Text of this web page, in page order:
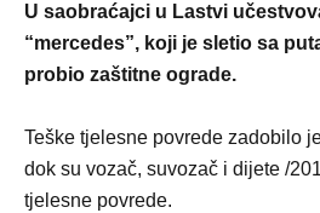
U saobraćajci u Lastvi
“mercedes”, koji je sletio sa
probio zaštitne ograde.
Teške tjelesne povrede zadobilo
dok su vozač, suvozač i dijete /
tjelesne povrede.